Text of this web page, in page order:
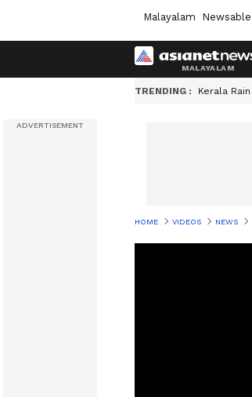
Malayalam Newsable
TRENDING : Kerala Rain
HOME VIDEOS NEWS